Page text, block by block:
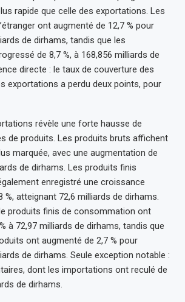
rapide que celle des exportations. Les
ont augmenté de 12,7 % pour
de dirhams, tandis que les
de 8,7 %, à 168,856 milliards de
directe : le taux de couverture des
exportations a perdu deux points, pour
révèle une forte hausse de
de produits. Les produits bruts affichent
marquée, avec une augmentation de
de dirhams. Les produits finis
enregistré une croissance
%, atteignant 72,6 milliards de dirhams.
produits finis de consommation ont
à 72,97 milliards de dirhams, tandis que
ont augmenté de 2,7 % pour
de dirhams. Seule exception notable :
dont les importations ont reculé de
de dirhams.